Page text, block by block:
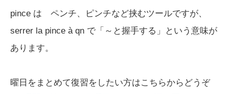
pince は ペンチ、ピンチなど挟むツールですが、
serrer la pince à qn で「～と握手する」という意味が
あります。
曜日をまとめて復習をしたい方はこちらからどうぞ